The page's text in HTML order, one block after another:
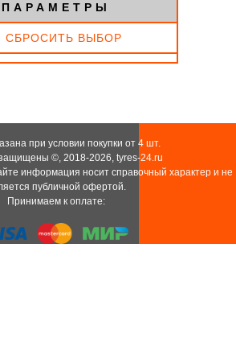
ПАРАМЕТРЫ
СБРОСИТЬ ВЫБОР
при условии покупки от 4 шт.
©, 2018-2026, tyres-24.ru
информация носит справочный характер и не
публичной офертой.
Принимаем к оплате: